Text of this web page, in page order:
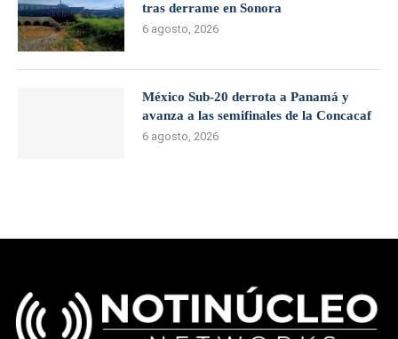
tras derrame en Sonora
6 agosto, 2026
México Sub-20 derrota a Panamá y
avanza a las semifinales de la Concacaf
6 agosto, 2026